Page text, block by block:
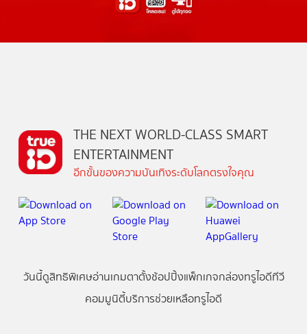
THE NEXT WORLD-CLASS SMART
ENTERTAINMENT
อีกขั้นของความบันเทิงระดับโลกตรงใจคุณ
วันนี้ดูสิทธิพิเศษอ่านเกมตาตั้งช้อปปิ้งแพ็กเกจกล่องทรูไอดีทีวี
คอมมูนิตี้บริการช่วยเหลือทรูไอดี